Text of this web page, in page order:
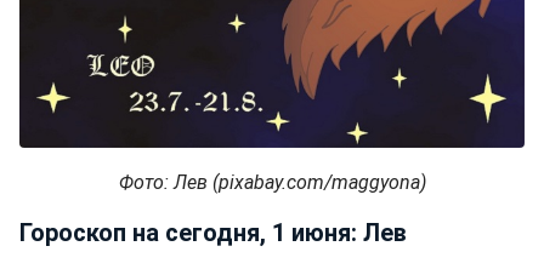
Фото: Лев (pixabay.com/maggyona)
Гороскоп на сегодня, 1 июня: Лев